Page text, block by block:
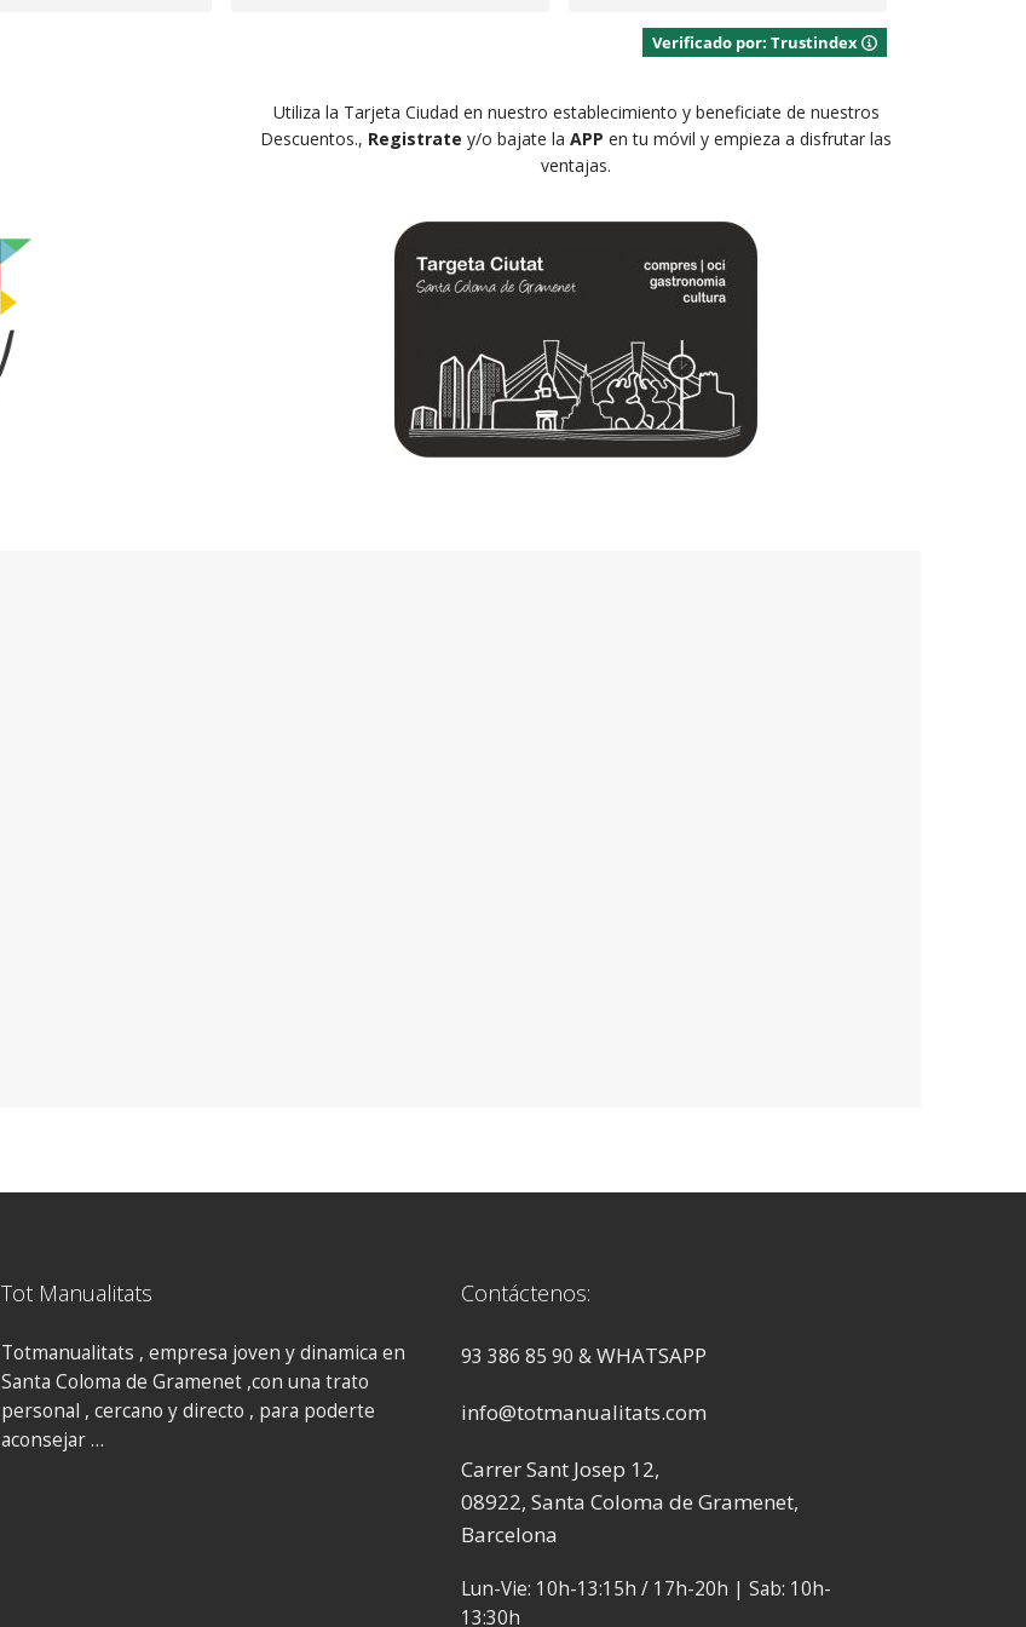
Verificado por: Trustindex
Utiliza la Tarjeta Ciudad en nuestro establecimiento y beneficiate de nuestros
Descuentos., Registrate y/o bajate la APP en tu móvil y empieza a disfrutar las
ventajas.
Tot Manualitats
Totmanualitats , empresa joven y dinamica en
Santa Coloma de Gramenet ,con una trato
personal , cercano y directo , para poderte
aconsejar …
Contáctenos:
93 386 85 90 &WHATSAPP
info@totmanualitats.com
Carrer Sant Josep 12,
08922, Santa Coloma de Gramenet,
Barcelona
Lun-Vie: 10h-13:15h / 17h-20h | Sab: 10h-
13:30h